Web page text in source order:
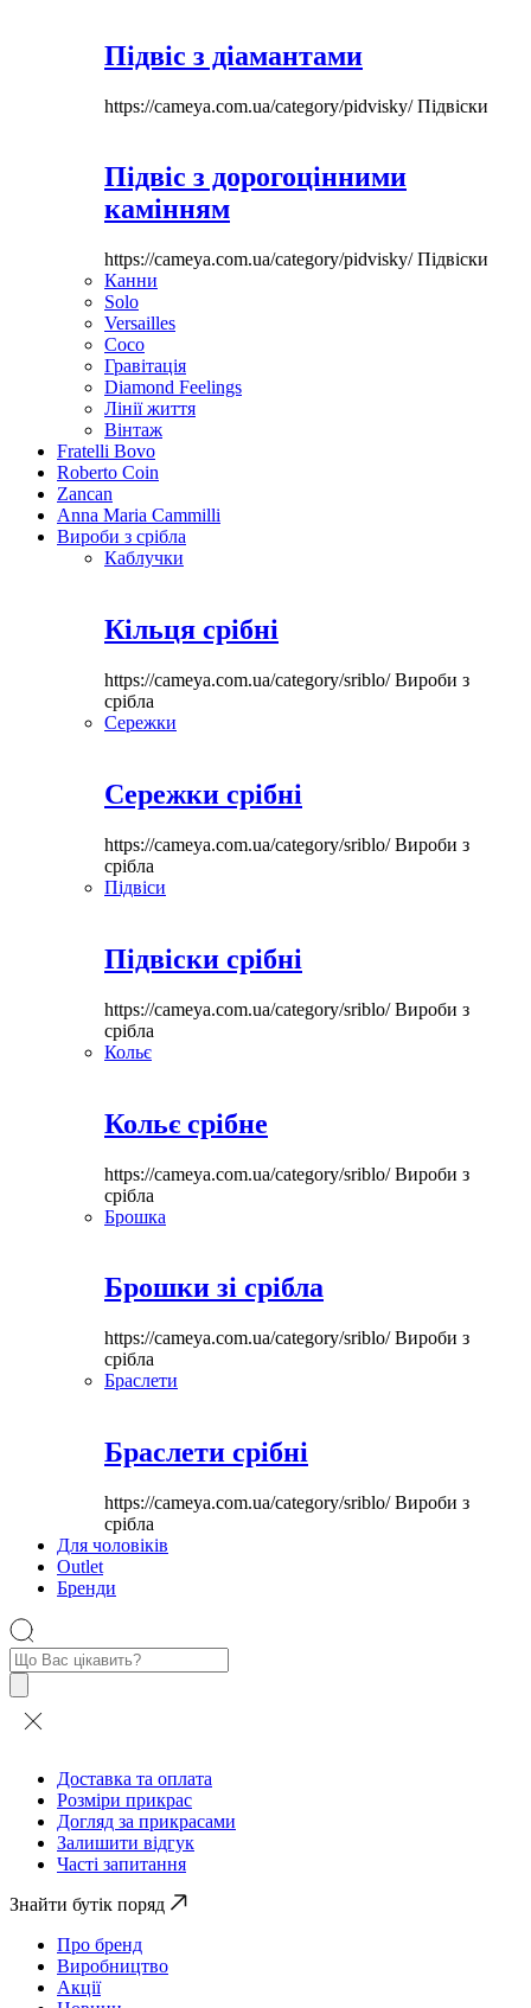
Підвіс з діамантами
https://cameya.com.ua/category/pidvisky/Підвіски
Підвіс з дорогоцінними
камінням
https://cameya.com.ua/category/pidvisky/Підвіски
Канни
Solo
Versailles
Coco
Гравітація
Diamond Feelings
Лінії життя
Вінтаж
Fratelli Bovo
Roberto Coin
Zancan
Anna Maria Cammilli
Вироби з срібла
Каблучки
Кільця срібні
https://cameya.com.ua/category/sriblo/Вироби з
срібла
Сережки
Сережки срібні
https://cameya.com.ua/category/sriblo/Вироби з
срібла
Підвіси
Підвіски срібні
https://cameya.com.ua/category/sriblo/Вироби з
срібла
Кольє
Кольє срібне
https://cameya.com.ua/category/sriblo/Вироби з
срібла
Брошка
Брошки зі срібла
https://cameya.com.ua/category/sriblo/Вироби з
срібла
Браслети
Браслети срібні
https://cameya.com.ua/category/sriblo/Вироби з
срібла
Для чоловіків
Outlet
Бренди
Пошук
товарів
Доставка та оплата
Розміри прикрас
Догляд за прикрасами
Залишити відгук
Часті запитання
Знайти бутік поряд
Про бренд
Виробництво
Акції